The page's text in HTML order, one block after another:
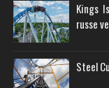
Kings
russe
Steel